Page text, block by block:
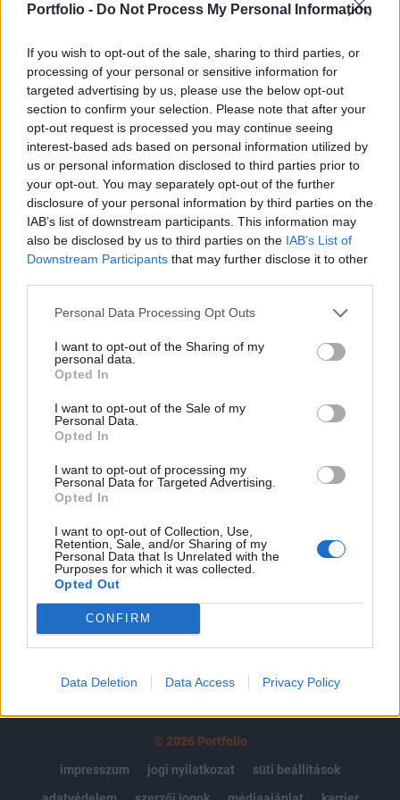
Portfolio - Do Not Process My Personal Information
If you wish to opt-out of the sale, sharing to third parties, or
processing of your personal or sensitive information for
targeted advertising by us, please use the below opt-out
section to confirm your selection. Please note that after your
opt-out request is processed you may continue seeing
interest-based ads based on personal information utilized by
us or personal information disclosed to third parties prior to
your opt-out. You may separately opt-out of the further
disclosure of your personal information by third parties on the
IAB’s list of downstream participants. This information may
also be disclosed by us to third parties on the IAB’s List of
Downstream Participants that may further disclose it to other
Personal Data Processing Opt Outs
I want to opt-out of the Sharing of my
personal data.
Opted In
I want to opt-out of the Sale of my
Personal Data.
Opted In
I want to opt-out of processing my
Personal Data for Targeted Advertising.
Opted In
I want to opt-out of Collection, Use,
Retention, Sale, and/or Sharing of my
Personal Data that Is Unrelated with the
Purposes for which it was collected.
Opted Out
CONFIRM
Data Deletion Data Access Privacy Policy
Orosz források tették közzé a felvételeket arról a
raktárban több ukrán páncélos is megtalálható
volt, amelyek teljesen megsemmisültek.
Még február 18-án tették közzé orosz csatornák azt a
felvételt, amelyen orosz száloptikás drónok repülnek be egy
elhagyatottnak tűnő raktárépületbe, majd ott
megsemmisítenek egy ukrán T-80-as harckocsit. A
felvételen látható a harckocsi, illetve az is, hogy további
drónok érkeznek az ott lévő BTR-ek megsemmisítése
érdekében. pic.twitter.com/DmyrXbCJhq— Heyman_101...
KEDVES OLVASÓNK!
A keresett cikk a portfolio.hu hírarchívumához
tartozik, melynek olvasása előfizetéses
Az előfizetés a következőket tartalmazza:
Portfolio.hu teljes cikkarchívum
Kötéslisták: BÉT elmúlt 2 év napon belüli
kötéslistái
Előfizetés
MÁR ELŐFIZETŐNK VAGY?BEJELENTKEZÉS
© 2026 Portfolio
impresszum
jogi nyilatkozat
süti beállítások